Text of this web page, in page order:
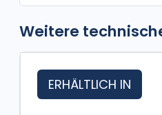
Weitere
ERHÄLTLICH IN